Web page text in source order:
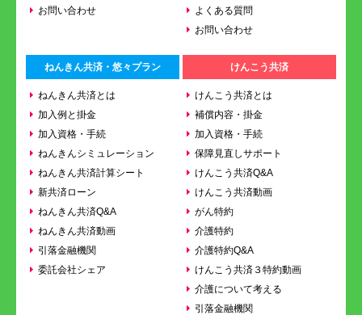
お問い合わせ
よくある質問
お問い合わせ
ねんきん共済・悠々プラン
ねんきん共済とは
加入例と掛金
加入資格・手続
ねんきんシミュレーション
ねんきん共済計算シート
新共済ローン
ねんきん共済Q&A
ねんきん共済動画
引落金融機関
委託会社シェア
けんこう共済
けんこう共済とは
補償内容・掛金
加入資格・手続
保障見直しサポート
けんこう共済Q&A
けんこう共済動画
がん特約
介護特約
介護特約Q&A
けんこう共済３特約動画
介護について考える
引落金融機関